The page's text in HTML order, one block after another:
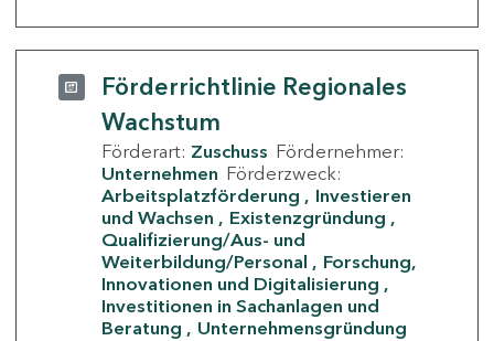
Förderrichtlinie Regionales
Wachstum
Förderart: Zuschuss Fördernehmer:
Unternehmen Förderzweck:
Arbeitsplatzförderung
Investieren
und Wachsen
Existenzgründung
Qualifizierung/Aus- und
Weiterbildung/Personal
Forschung,
Innovationen und Digitalisierung
Investitionen in Sachanlagen und
Beratung
Unternehmensgründung